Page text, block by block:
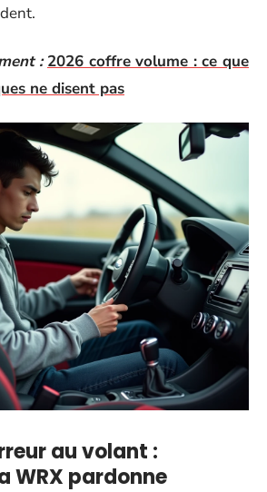
: 2026 coffre volume : ce que
ne disent pas
au volant :
WRX pardonne